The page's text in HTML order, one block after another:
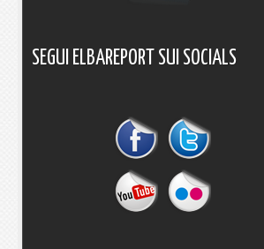
SEGUI ELBAREPORT SUI SOCIALS